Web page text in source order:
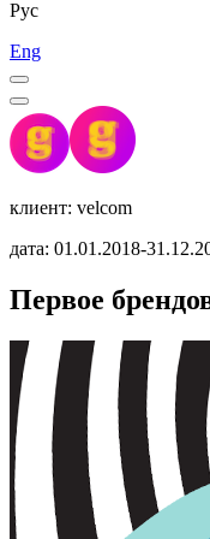
Рус
Eng
клиент: velcom
дата: 01.01.2018-
Первое